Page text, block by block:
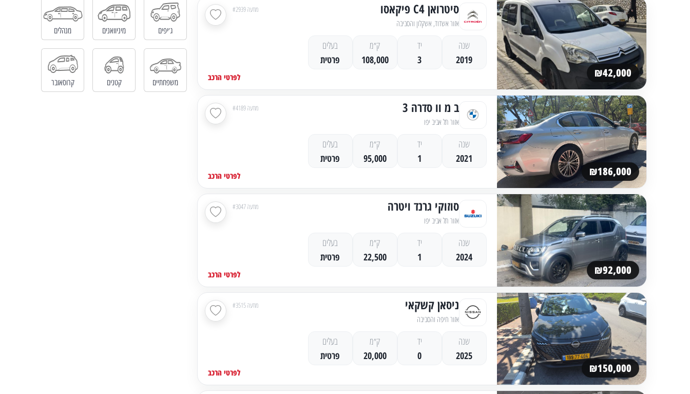
₪42,000
סיטרואן C4 פיקאסו
אזור אשדוד, אשקלון והסביבה
מודעה #2939
שנה
2019
יד
3
ק״מ
108,000
בעלים
פרטית
לפרטי הרכב
₪186,000
ב מ וו סדרה 3
אזור תל אביב יפו
מודעה #4189
שנה
2021
יד
1
ק״מ
95,000
בעלים
פרטית
לפרטי הרכב
₪92,000
סוזוקי גרנד ויטרה
אזור תל אביב יפו
מודעה #3047
שנה
2024
יד
1
ק״מ
22,500
בעלים
פרטית
לפרטי הרכב
₪150,000
ניסאן קשקאי
אזור חיפה והסביבה
מודעה #3515
שנה
2025
יד
0
ק״מ
20,000
בעלים
פרטית
לפרטי הרכב
ג׳יפים מיניוואנים מנהלים
משפחתיים קטנים קרוסאובר